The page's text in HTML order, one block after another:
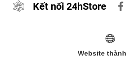
Kết nối 24hStore
Website